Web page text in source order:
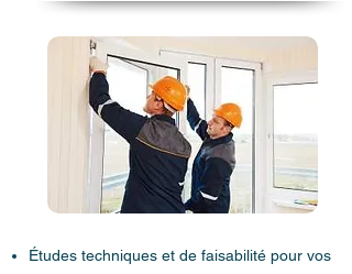
Études techniques et de faisabilité pour vos